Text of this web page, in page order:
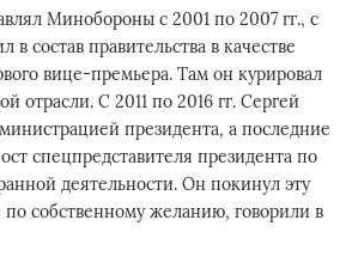
Минобороны с 2001 по 2007 гг., с
в состав правительства в качестве
вице-премьера. Там он курировал
отрасли. С 2011 по 2016 гг. Сергей
президента, а последние
спецпредставителя президента по
деятельности. Он покинул эту
собственному желанию, говорили в